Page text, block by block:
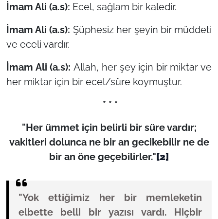
İmam Ali (a.s): Ecel, sağlam bir kaledir.
İmam Ali (a.s): Şüphesiz her şeyin bir müddeti
ve eceli vardır.
İmam Ali (a.s):Allah, her şey için bir miktar ve
her miktar için bir ecel/süre koymuştur.
* * *
"Her ümmet için belirli bir süre vardır;
vakitleri dolunca ne bir an gecikebilir ne de
bir an öne geçebilirler."[2]
"Yok ettiğimiz her bir memleketin
elbette belli bir yazısı vardı. Hiçbir